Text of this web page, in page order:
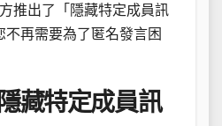
推出了「隱藏特定成員訊
不再需要為了匿名發言困
藏特定成員訊